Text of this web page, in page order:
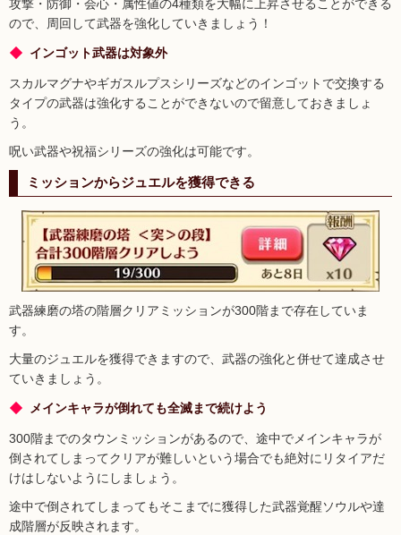
攻撃・防御・会心・属性値の4種類を大幅に上昇させることができる
ので、周回して武器を強化していきましょう！
インゴット武器は対象外
スカルマグナやギガスルプスシリーズなどのインゴットで交換する
タイプの武器は強化することができないので留意しておきましょ
う。
呪い武器や祝福シリーズの強化は可能です。
ミッションからジュエルを獲得できる
武器練磨の塔の階層クリアミッションが300階まで存在していま
す。
大量のジュエルを獲得できますので、武器の強化と併せて達成させ
ていきましょう。
メインキャラが倒れても全滅まで続けよう
300階までのタウンミッションがあるので、途中でメインキャラが
倒されてしまってクリアが難しいという場合でも絶対にリタイアだ
けはしないようにしましょう。
途中で倒されてしまってもそこまでに獲得した武器覚醒ソウルや達
成階層が反映されます。